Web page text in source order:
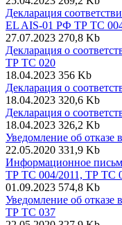
Декларация
EL AIS-01 РФ ТР ТС
27.07.2023 270,8 Kb
Декларация о
ТР ТС 020
18.04.2023 356 Kb
Декларация о
18.04.2023 320,6 Kb
Декларация о
18.04.2023 326,2 Kb
Уведомление об
22.05.2020 331,9 Kb
Информационное
ТР ТС 004/2011, ТР ТС
01.09.2023 574,8 Kb
Уведомление об отказе
ТР ТС 037